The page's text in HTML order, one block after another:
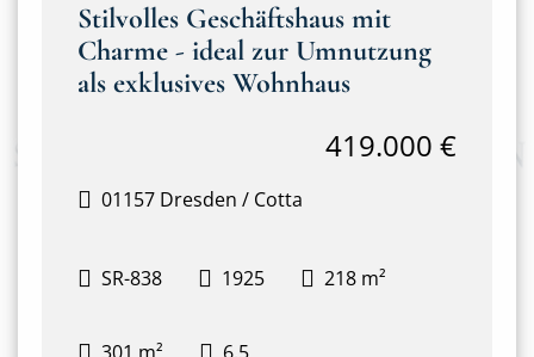
Stilvolles Geschäftshaus mit
Charme - ideal zur Umnutzung
als exklusives Wohnhaus
01157 Dresden / Cotta
419.000 €
SR-838 1925 218 m²
301 m² 6,5